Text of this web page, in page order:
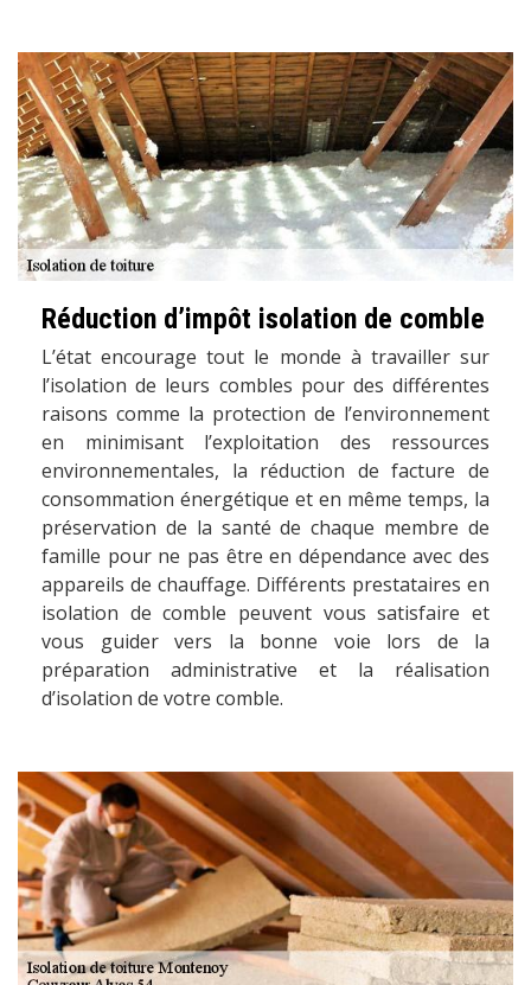
Réduction d’impôt isolation de comble
L’état encourage tout le monde à travailler sur
l’isolation de leurs combles pour des différentes
raisons comme la protection de l’environnement
en minimisant l’exploitation des ressources
environnementales, la réduction de facture de
consommation énergétique et en même temps, la
préservation de la santé de chaque membre de
famille pour ne pas être en dépendance avec des
appareils de chauffage. Différents prestataires en
isolation de comble peuvent vous satisfaire et
vous guider vers la bonne voie lors de la
préparation administrative et la réalisation
d’isolation de votre comble.